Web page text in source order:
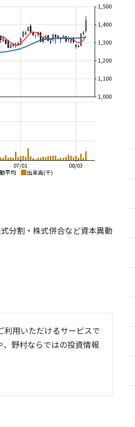
平均 出来高(千)
08/03
07/01
1,000
1,100
1,200
1,300
1,400
1,500
分割・株式併合など資本異動
利用いただけるサービスで
野村ならではの投資情報